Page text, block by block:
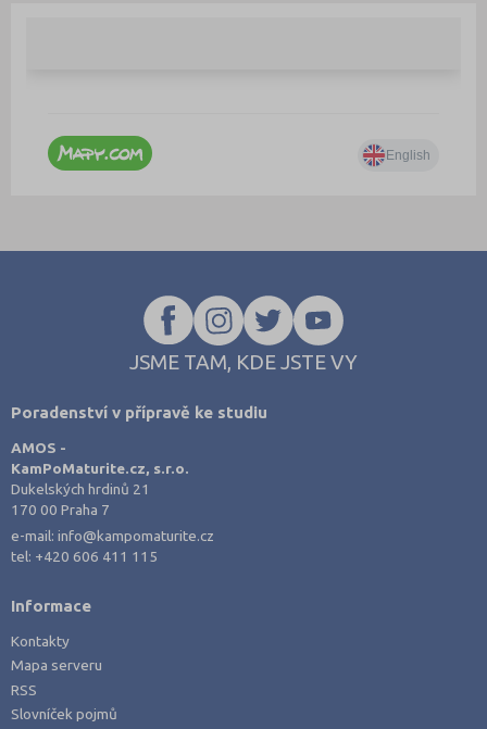
JSME TAM, KDE JSTE VY
Poradenství v přípravě ke studiu
AMOS -
KamPoMaturite.cz, s.r.o.
Dukelských hrdinů 21
170 00 Praha 7
e-mail:info@kampomaturite.cz
tel: +420 606 411 115
Informace
Kontakty
Mapa serveru
RSS
Slovníček pojmů